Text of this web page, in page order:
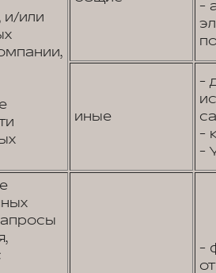
и/или
-
иные
-
-
-
-